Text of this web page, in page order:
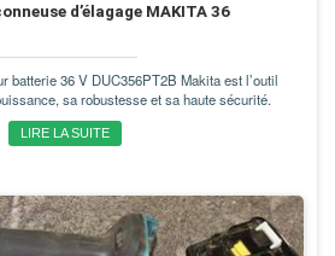
d’élagage MAKITA 36
batterie 36 V DUC356PT2B Makita est l’outil
sa robustesse et sa haute sécurité.
LIRE LA SUITE